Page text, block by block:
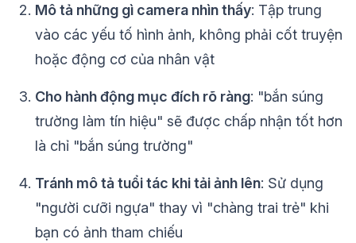
Mô tả những gì camera nhìn thấy: Tập trung
vào các yếu tố hình ảnh, không phải cốt truyện
hoặc động cơ của nhân vật
Cho hành động mục đích rõ ràng: "bắn súng
trường làm tín hiệu" sẽ được chấp nhận tốt hơn
là chỉ "bắn súng trường"
Tránh mô tả tuổi tác khi tải ảnh lên: Sử dụng
"người cưỡi ngựa" thay vì "chàng trai trẻ" khi
bạn có ảnh tham chiếu